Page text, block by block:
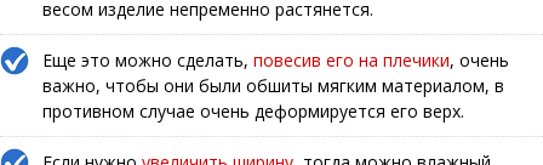
весом изделие непременно растянется.
Еще это можно сделать, повесив его на плечики, очень
важно, чтобы они были обшиты мягким материалом, в
противном случае очень деформируется его верх.